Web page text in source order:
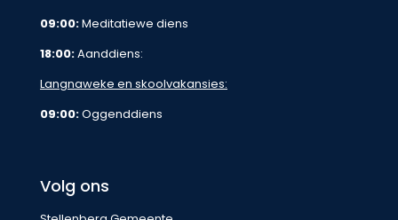
09:00:Meditatiewe diens
18:00:Aanddiens:
Langnaweke en skoolvakansies:
09:00:Oggenddiens
Volg ons